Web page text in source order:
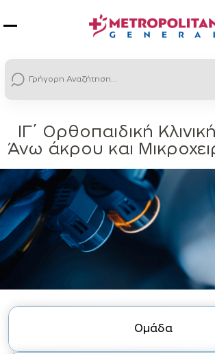
ΙΓ΄ Ορθοπαιδική
Άνω άκρου και
Ομάδα